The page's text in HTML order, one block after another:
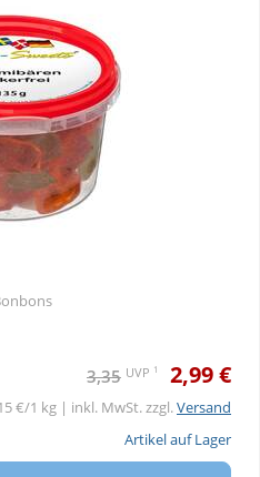
3,35 UVP 1 2,99 €
€/1 kg | inkl. MwSt. zzgl.Versand
Artikel auf Lager